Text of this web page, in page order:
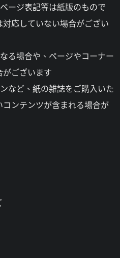
ージ表記等は紙版のもので
応していない場合がござい
る場合や、ページやコーナー
ございます
など、紙の雑誌をご購入いた
ンテンツが含まれる場合が